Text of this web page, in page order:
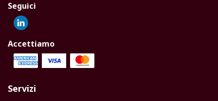
Seguici
Accettiamo
Servizi